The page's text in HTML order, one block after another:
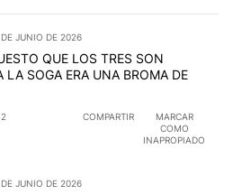
JUNIO DE 2026
QUE LOS TRES SON
LA SOGA ERA UNA BROMA DE
2 COMPARTIR
MARCAR
COMO
INAPROPIADO
JUNIO DE 2026